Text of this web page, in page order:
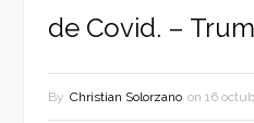
de Covid. –
By Christian Solorzano on 16